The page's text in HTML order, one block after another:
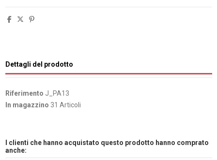
Dettagli del prodotto
Riferimento J_PA13
In magazzino 31 Articoli
I clienti che hanno acquistato questo prodotto hanno comprato
anche: